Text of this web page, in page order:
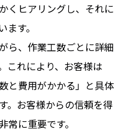
くヒアリングし、それに
す。
ら、作業工数ごとに詳細
これにより、お客様は
と費用がかかる」と具体
。お客様からの信頼を得
に重要です。